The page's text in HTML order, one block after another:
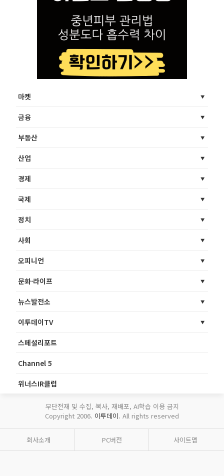
마켓
금융
부동산
산업
경제
국제
정치
사회
오피니언
문화·라이프
뉴스발전소
이투데이TV
스페셜리포트
Channel 5
위너스IR클럽
무단전재 및 수집, 복사, 재배포, AI학습 이용 금지
Copyright 2006. 이투데이. All rights reserved
회사소개 PC버전 사이트맵